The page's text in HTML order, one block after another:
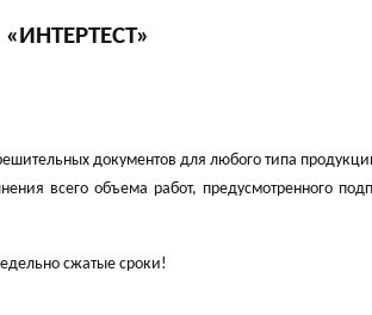
документов для любого типа
всего объема работ, предусмотренного
сжатые сроки!